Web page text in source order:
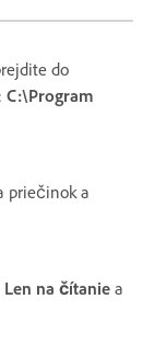
do
C:\Program
priečinok a
Len na čítanie a